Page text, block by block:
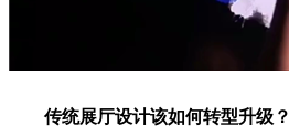
传统展厅设计该如何转型升级？